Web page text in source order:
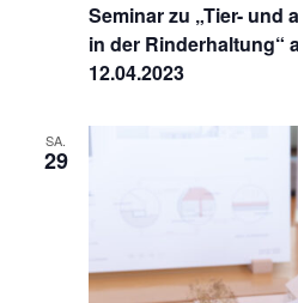
Seminar zu „Tier- und
in der Rinderhaltung“
12.04.2023
SA.
29